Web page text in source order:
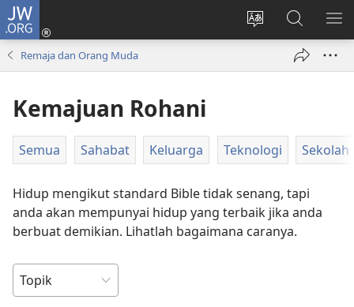
JW.ORG
Tukar
bahasa
Log
Masuk
Cari
JW.ORG
Remaja dan Orang Muda
Kemajuan Rohani
Semua Sahabat Keluarga Teknologi Sekolah
Hidup mengikut standard Bible tidak senang, tapi
anda akan mempunyai hidup yang terbaik jika anda
berbuat demikian. Lihatlah bagaimana caranya.